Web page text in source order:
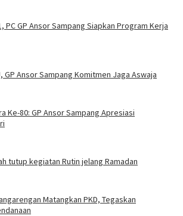
PC GP Ansor Sampang Siapkan Program Kerja
GP Ansor Sampang Komitmen Jaga Aswaja
Ke-80: GP Ansor Sampang Apresiasi
tutup kegiatan Rutin jelang Ramadan
Matangkan PKD, Tegaskan